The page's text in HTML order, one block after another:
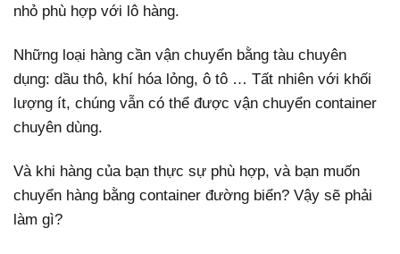
nhỏ phù hợp với lô hàng.
Những loại hàng cần vận chuyển bằng tàu chuyên
dụng: dầu thô, khí hóa lỏng, ô tô … Tất nhiên với khối
lượng ít, chúng vẫn có thể được vận chuyển container
chuyên dùng.
Và khi hàng của bạn thực sự phù hợp, và bạn muốn
chuyển hàng bằng container đường biển? Vậy sẽ phải
làm gì?